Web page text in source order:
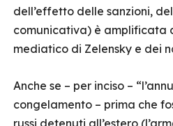
dell’effetto delle sanzioni,
comunicativa) è amplificata
mediatico di Zelensky e dei
Anche se – per inciso –
congelamento – prima che
russi detenuti all’estero